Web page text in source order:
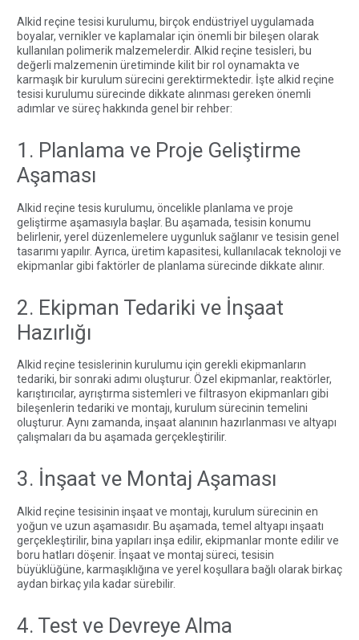
Alkid reçine tesisi kurulumu, birçok endüstriyel uygulamada
boyalar, vernikler ve kaplamalar için önemli bir bileşen olarak
kullanılan polimerik malzemelerdir. Alkid reçine tesisleri, bu
değerli malzemenin üretiminde kilit bir rol oynamakta ve
karmaşık bir kurulum sürecini gerektirmektedir. İşte alkid reçine
tesisi kurulumu sürecinde dikkate alınması gereken önemli
adımlar ve süreç hakkında genel bir rehber:
1. Planlama ve Proje Geliştirme
Aşaması
Alkid reçine tesis kurulumu, öncelikle planlama ve proje
geliştirme aşamasıyla başlar. Bu aşamada, tesisin konumu
belirlenir, yerel düzenlemelere uygunluk sağlanır ve tesisin genel
tasarımı yapılır. Ayrıca, üretim kapasitesi, kullanılacak teknoloji ve
ekipmanlar gibi faktörler de planlama sürecinde dikkate alınır.
2. Ekipman Tedariki ve İnşaat
Hazırlığı
Alkid reçine tesislerinin kurulumu için gerekli ekipmanların
tedariki, bir sonraki adımı oluşturur. Özel ekipmanlar, reaktörler,
karıştırıcılar, ayrıştırma sistemleri ve filtrasyon ekipmanları gibi
bileşenlerin tedariki ve montajı, kurulum sürecinin temelini
oluşturur. Aynı zamanda, inşaat alanının hazırlanması ve altyapı
çalışmaları da bu aşamada gerçekleştirilir.
3. İnşaat ve Montaj Aşaması
Alkid reçine tesisinin inşaat ve montajı, kurulum sürecinin en
yoğun ve uzun aşamasıdır. Bu aşamada, temel altyapı inşaatı
gerçekleştirilir, bina yapıları inşa edilir, ekipmanlar monte edilir ve
boru hatları döşenir. İnşaat ve montaj süreci, tesisin
büyüklüğüne, karmaşıklığına ve yerel koşullara bağlı olarak birkaç
aydan birkaç yıla kadar sürebilir.
4. Test ve Devreye Alma